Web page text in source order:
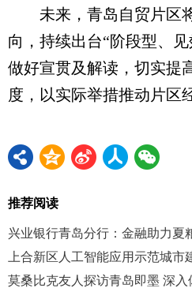
未来，青岛自贸片区
向，持续出台“阶段型、
做好宣贯及解读，切实提
度，以实际举措推动片区
推荐阅读
兴业银行青岛分行：金融助力夏
莫桑比克友人探访青岛即墨 深